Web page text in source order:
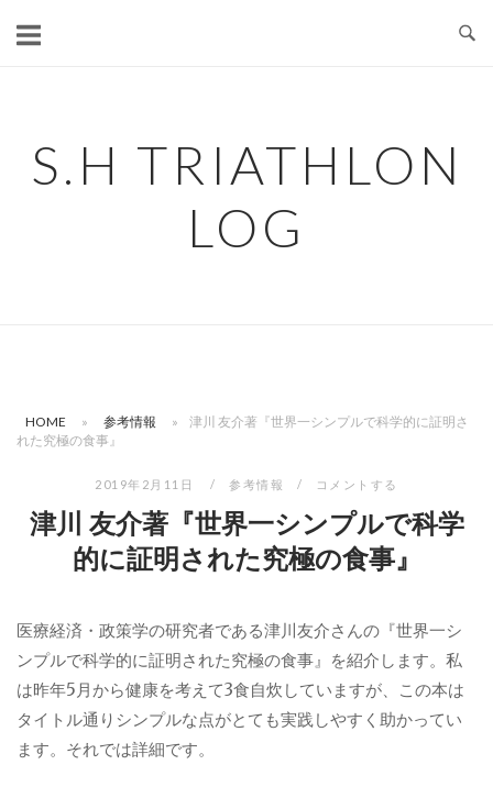
S.H TRIATHLON
LOG
HOME » 参考情報 »
津川 友介著『世界一シンプルで科学的に証明さ
れた究極の食事』
2019年2月11日 参考情報 コメントする
津川 友介著『世界一シンプルで科学
的に証明された究極の食事』
医療経済・政策学の研究者である津川友介さんの『世界一シ
ンプルで科学的に証明された究極の食事』を紹介します。私
は昨年5月から健康を考えて3食自炊していますが、この本は
タイトル通りシンプルな点がとても実践しやすく助かってい
ます。それでは詳細です。